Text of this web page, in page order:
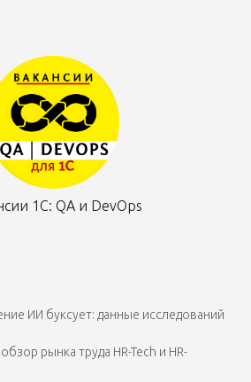
1С: QA и DevOps
ИИ буксует: данные исследований
рынка труда HR-Tech и HR-